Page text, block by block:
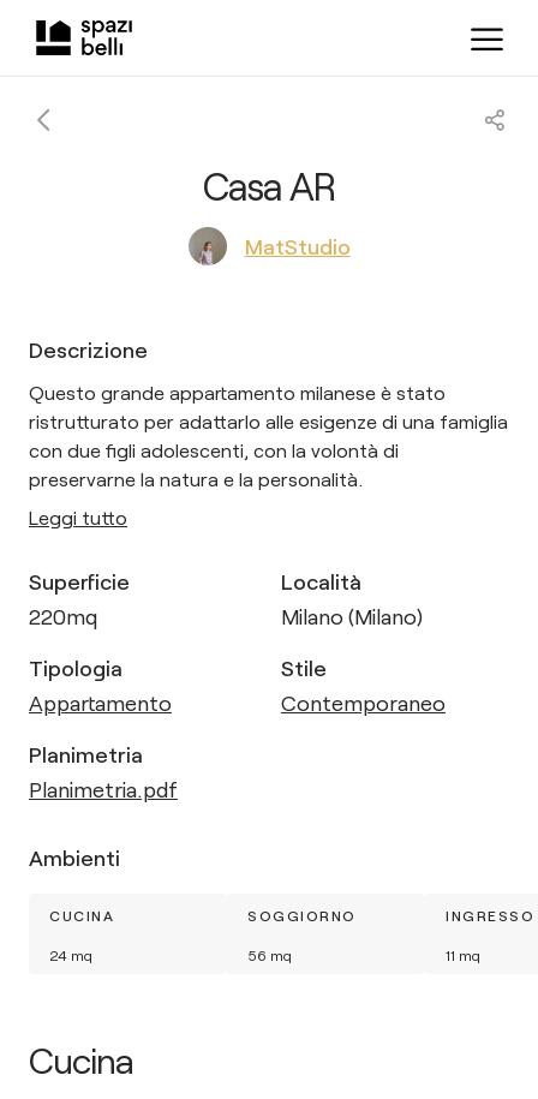
Casa AR
MatStudio
Descrizione
Questo grande appartamento milanese è stato
ristrutturato per adattarlo alle esigenze di una famiglia
con due figli adolescenti, con la volontà di
preservarne la natura e la personalità.
Leggi tutto
Superficie
220mq
Località
Milano (Milano)
Tipologia
Appartamento
Stile
Contemporaneo
Planimetria
Planimetria.pdf
Ambienti
CUCINA
24 mq
SOGGIORNO
56 mq
INGRESSO
11 mq
Cucina